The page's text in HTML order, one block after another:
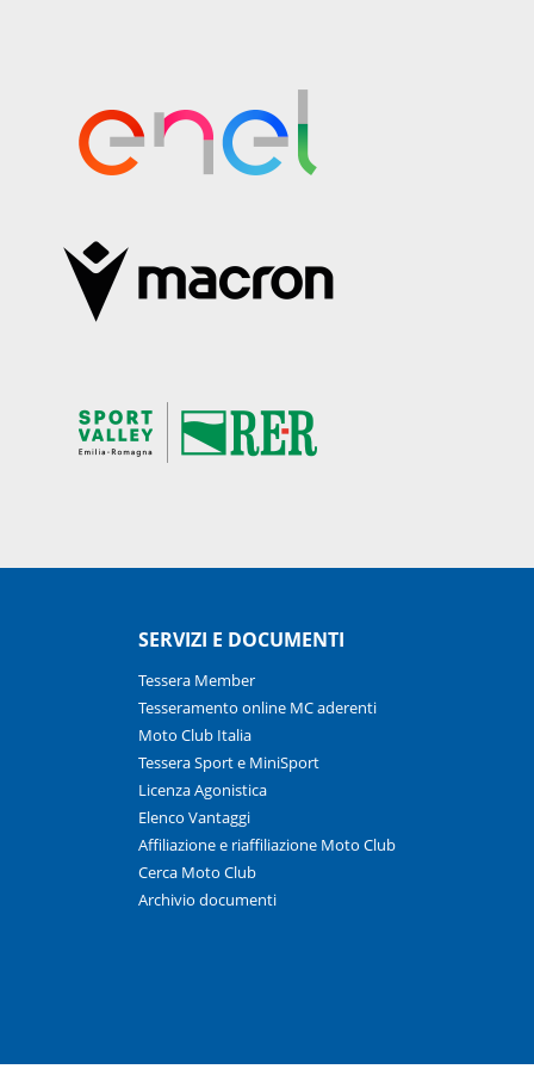
SERVIZI E DOCUMENTI
Tessera Member
Tesseramento online MC aderenti
Moto Club Italia
Tessera Sport e MiniSport
Licenza Agonistica
Elenco Vantaggi
Affiliazione e riaffiliazione Moto Club
Cerca Moto Club
Archivio documenti